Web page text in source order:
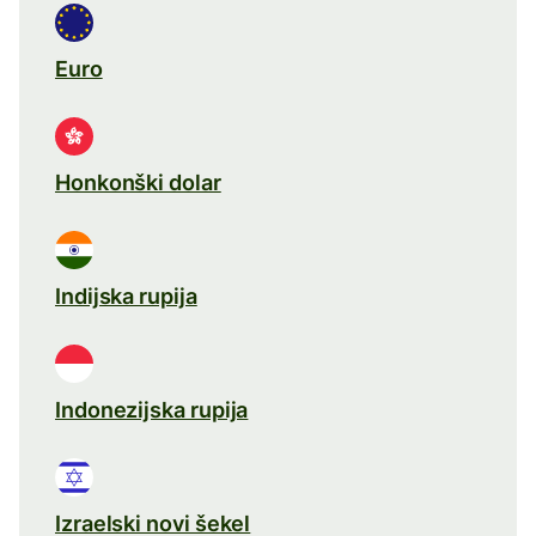
Euro
Honkonški dolar
Indijska rupija
Indonezijska rupija
Izraelski novi šekel